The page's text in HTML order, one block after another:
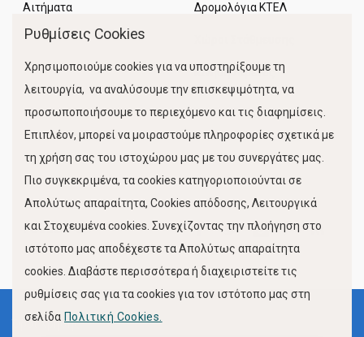
Αιτήματα Δρομολόγια ΚΤΕΛ
Κίνηση Λιμένος
FOLLOW US
Όροι Χρήσης
Ρυθμίσεις Cookies
Χρησιμοποιούμε cookies για να υποστηρίξουμε τη
λειτουργία, να αναλύσουμε την επισκεψιμότητα, να
προσωποποιήσουμε το περιεχόμενο και τις διαφημίσεις.
Επιπλέον, μπορεί να μοιραστούμε πληροφορίες σχετικά με
τη χρήση σας του ιστοχώρου μας με του συνεργάτες μας.
Πιο συγκεκριμένα, τα cookies κατηγοριοποιούνται σε
Απολύτως απαραίτητα, Cookies απόδοσης, Λειτουργικά
και Στοχευμένα cookies. Συνεχίζοντας την πλοήγηση στο
ιστότοπο μας αποδέχεστε τα Απολύτως απαραίτητα
cookies. Διαβάστε περισσότερα ή διαχειριστείτε τις
ρυθμίσεις σας για τα cookies για τον ιστότοπο μας στη
σελίδα Πολιτική Cookies.